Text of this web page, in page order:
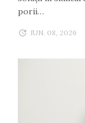
porii…
IUN. 08, 2026